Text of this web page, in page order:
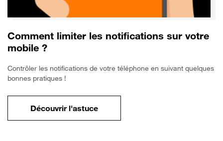
Comment limiter les notifications sur votre
mobile ?
Contrôler les notifications de votre téléphone en suivant quelques
bonnes pratiques !
Découvrir l'astucepour Comment limiter les notifications